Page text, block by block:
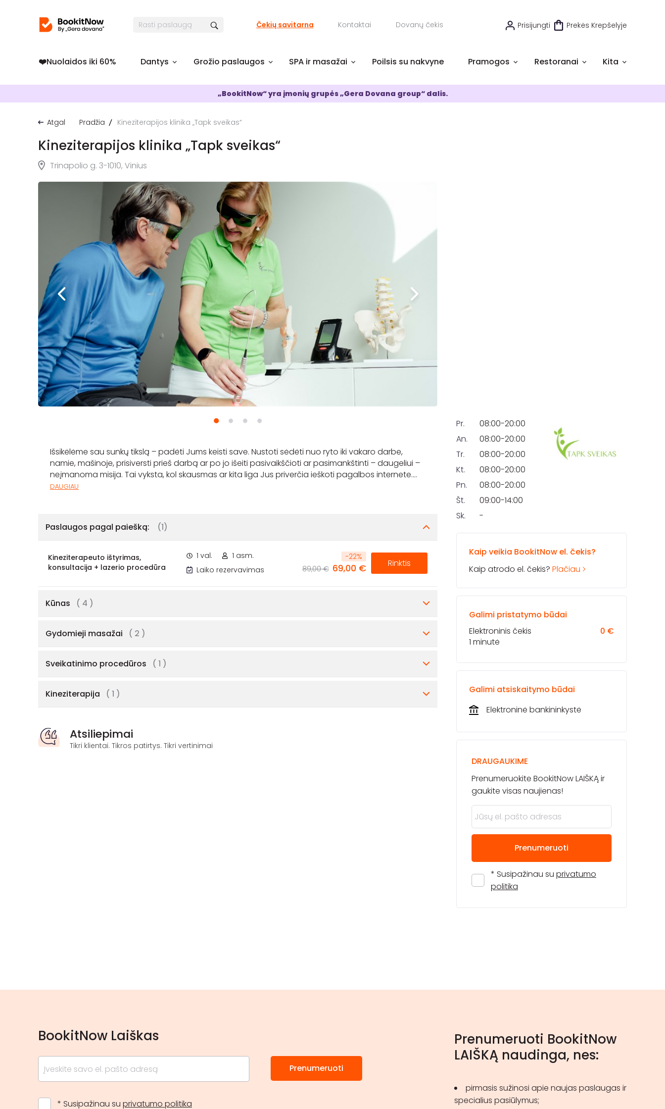
Čekių savitarna Kontaktai Dovanų čekis Prisijungti Prekės Krepšelyje
❤️️Nuolaidos iki 60% Dantys Grožio paslaugos SPA ir masažai Poilsis su nakvyne Pramogos Restoranai Kita
„BookitNow“ yra įmonių grupės „Gera Dovana group“ dalis.
Atgal Pradžia Kineziterapijos klinika „Tapk sveikas“
Kineziterapijos klinika „Tapk sveikas“
Trinapolio g. 3-1010, Vinius
Išsikėlėme sau sunkų tikslą – padėti Jums keisti save. Nustoti sėdėti nuo ryto iki vakaro darbe,
namie, mašinoje, prisiversti prieš darbą ar po jo išeiti pasivaikščioti ar pasimankštinti – daugeliui –
neįmanoma misija. Tai vyksta, kol skausmas ar kita liga Jus priverčia ieškoti pagalbos internete....
DAUGIAU
Paslaugos pagal paiešką: (1)
Kineziterapeuto ištyrimas,
konsultacija + lazerio procedūra
1 val.
1 asm.
Laiko rezervavimas
-22%
89,00 € 69,00 € Rinktis
Kūnas ( 4 )
Gydomieji masažai ( 2 )
Sveikatinimo procedūros ( 1 )
Kineziterapija ( 1 )
Atsiliepimai
Tikri klientai. Tikros patirtys. Tikri vertinimai
Pr.
08:00-20:00
An.
08:00-20:00
Tr.
08:00-20:00
Kt.
08:00-20:00
Pn.
08:00-20:00
Št.
09:00-14:00
Sk.
-
Kaip veikia BookitNow el. čekis?
Kaip atrodo el. čekis? Plačiau
Galimi pristatymo būdai
0 €
Elektroninis čekis
1 minutė
Galimi atsiskaitymo būdai
Elektroninė bankininkystė
DRAUGAUKIME
Prenumeruokite BookitNow LAIŠKĄ ir
gaukite visas naujienas!
Prenumeruoti
* Susipažinau su privatumo
politika
BookitNow Laiškas
* Susipažinau su privatumo politika
Prenumeruoti
Prenumeruoti BookitNow
LAIŠKĄ naudinga, nes:
pirmasis sužinosi apie naujas paslaugas ir
specialius pasiūlymus;